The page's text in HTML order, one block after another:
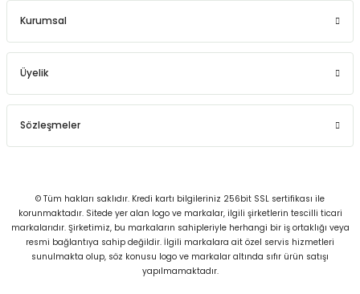
Kurumsal
Üyelik
Sözleşmeler
© Tüm hakları saklıdır. Kredi kartı bilgileriniz 256bit SSL sertifikası ile
korunmaktadır. Sitede yer alan logo ve markalar, ilgili şirketlerin tescilli ticari
markalarıdır. Şirketimiz, bu markaların sahipleriyle herhangi bir iş ortaklığı veya
resmi bağlantıya sahip değildir. İlgili markalara ait özel servis hizmetleri
sunulmakta olup, söz konusu logo ve markalar altında sıfır ürün satışı
yapılmamaktadır.